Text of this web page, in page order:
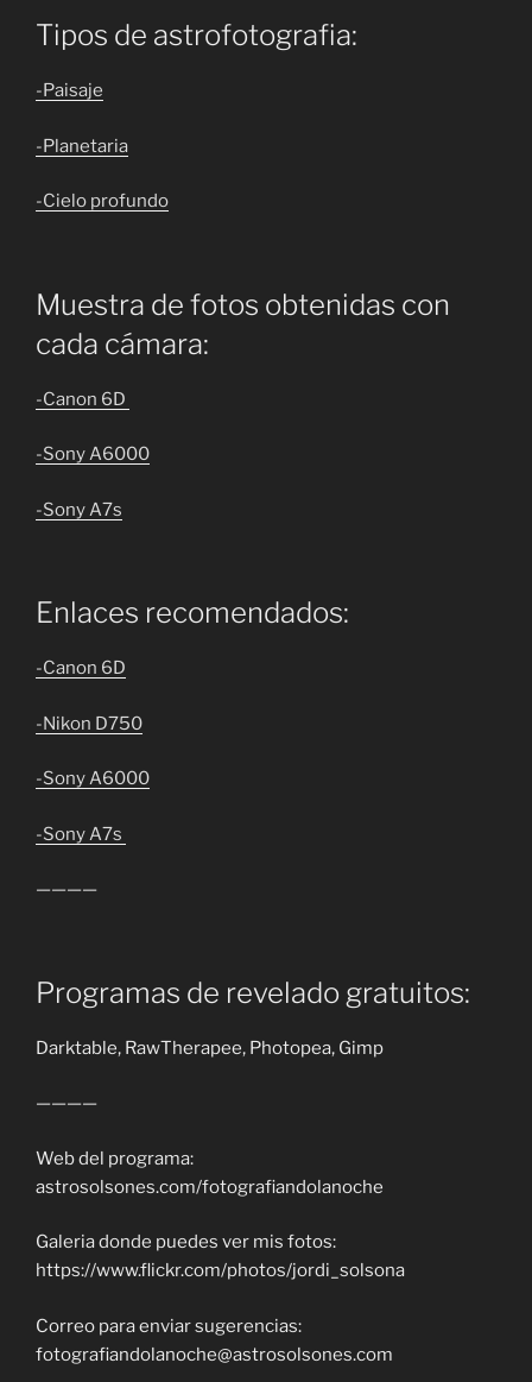
Tipos de astrofotografia:
-Paisaje
-Planetaria
-Cielo profundo
Muestra de fotos obtenidas con
cada cámara:
-Canon 6D
-Sony A6000
-Sony A7s
Enlaces recomendados:
-Canon 6D
-Nikon D750
-Sony A6000
-Sony A7s
————
Programas de revelado gratuitos:
Darktable, RawTherapee, Photopea, Gimp
————
Web del programa:
astrosolsones.com/fotografiandolanoche
Galeria donde puedes ver mis fotos:
https://www.flickr.com/photos/jordi_solsona
Correo para enviar sugerencias:
fotografiandolanoche@astrosolsones.com